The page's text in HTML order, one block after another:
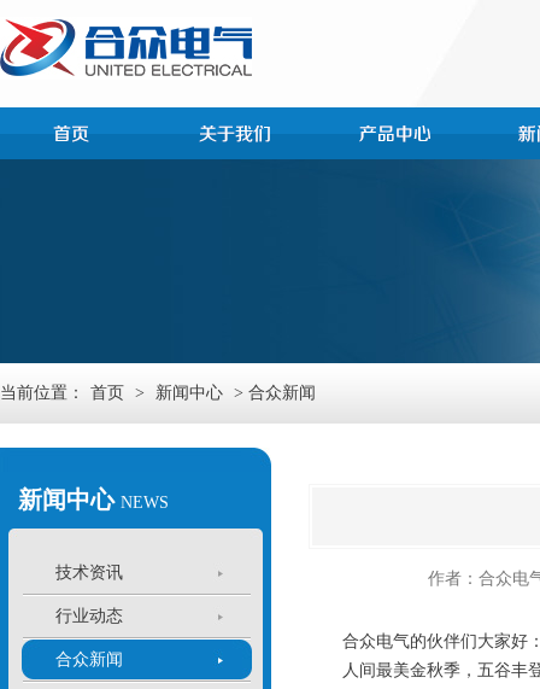
当前位置： 首页 > 新闻中心 > 合众新闻
新闻中心 NEWS
技术资讯
行业动态
合众新闻
作者：合众电
合众电气的伙伴们大家好
人间最美金秋季，五谷丰登